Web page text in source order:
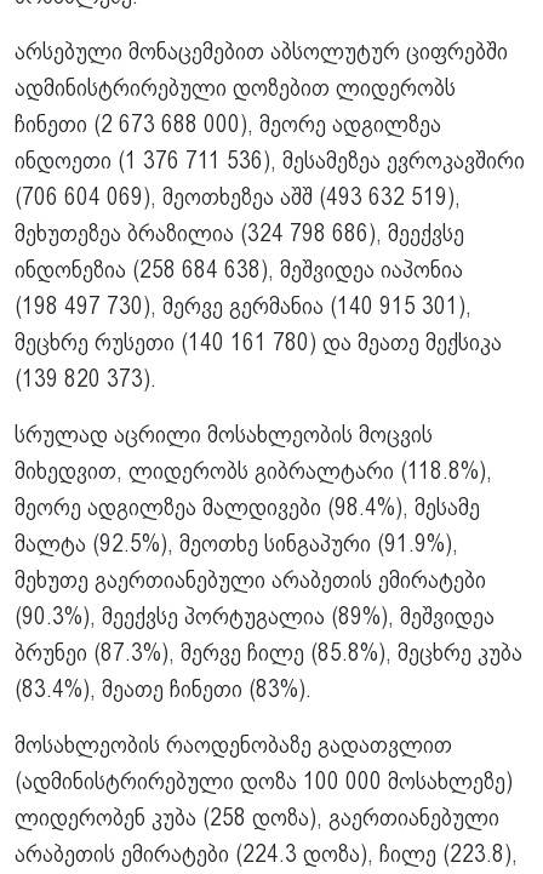
არსებული მონაცემებით აბსოლუტურ ციფრებში
ადმინისტრირებული დოზებით ლიდერობს
ჩინეთი (2 673 688 000), მეორე ადგილზეა
ინდოეთი (1 376 711 536), მესამეზეა ევროკავშირი
(706 604 069), მეოთხეზეა აშშ (493 632 519),
მეხუთეზეა ბრაზილია (324 798 686), მეექვსე
ინდონეზია (258 684 638), მეშვიდეა იაპონია
(198 497 730), მერვე გერმანია (140 915 301),
მეცხრე რუსეთი (140 161 780) და მეათე მექსიკა
(139 820 373).
სრულად აცრილი მოსახლეობის მოცვის
მიხედვით, ლიდერობს გიბრალტარი (118.8%),
მეორე ადგილზეა მალდივები (98.4%), მესამე
მალტა (92.5%), მეოთხე სინგაპური (91.9%),
მეხუთე გაერთიანებული არაბეთის ემირატები
(90.3%), მეექვსე პორტუგალია (89%), მეშვიდეა
ბრუნეი (87.3%), მერვე ჩილე (85.8%), მეცხრე კუბა
(83.4%), მეათე ჩინეთი (83%).
მოსახლეობის რაოდენობაზე გადათვლით
(ადმინისტრირებული დოზა 100 000 მოსახლეზე)
ლიდერობენ კუბა (258 დოზა), გაერთიანებული
არაბეთის ემირატები (224.3 დოზა), ჩილე (223.8),